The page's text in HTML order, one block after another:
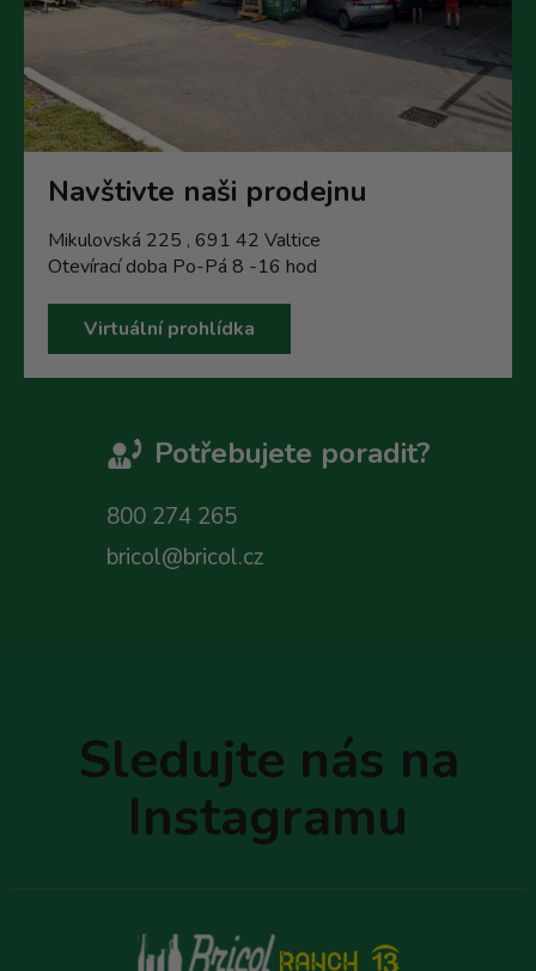
Navštivte naši prodejnu
Mikulovská 225 , 691 42 Valtice
Otevírací doba Po-Pá 8 -16 hod
Virtuální prohlídka
Potřebujete poradit?
800 274 265
bricol@bricol.cz
Sledujte nás na
Instagramu